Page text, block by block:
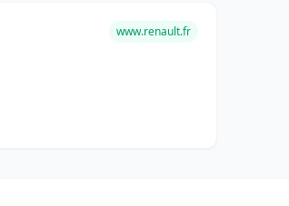
www.renault.fr